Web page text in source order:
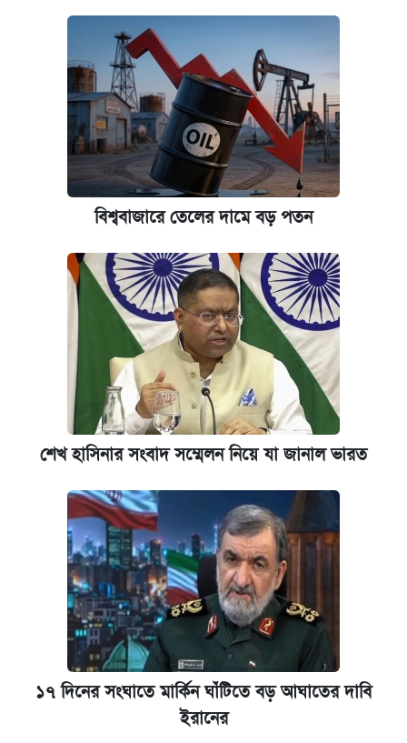
বিশ্ববাজারে তেলের দামে বড় পতন
শেখ হাসিনার সংবাদ সম্মেলন নিয়ে যা জানাল ভারত
১৭ দিনের সংঘাতে মার্কিন ঘাঁটিতে বড় আঘাতের দাবি
ইরানের